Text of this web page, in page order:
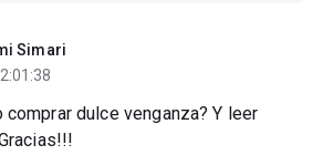
Simari
dulce venganza? Y leer